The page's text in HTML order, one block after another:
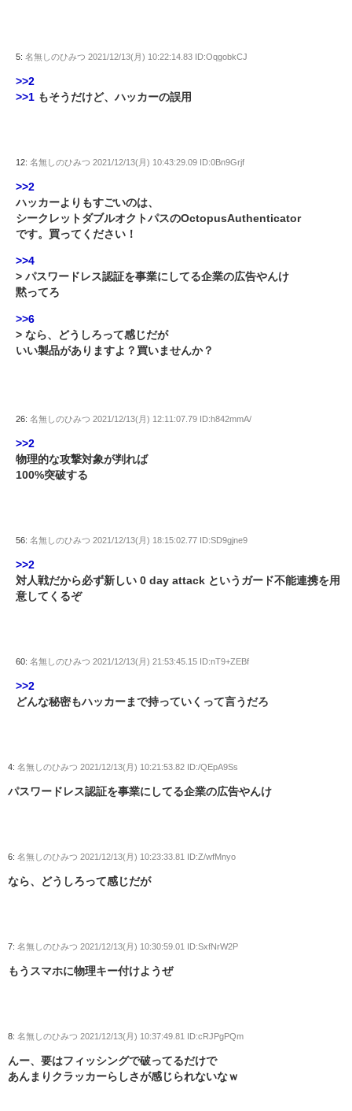
5: 名無しのひみつ 2021/12/13(月) 10:22:14.83 ID:OqgobkCJ
>>2
>>1 もそうだけど、ハッカーの誤用
12: 名無しのひみつ 2021/12/13(月) 10:43:29.09 ID:0Bn9Grjf
>>2
ハッカーよりもすごいのは、
シークレットダブルオクトパスのOctopusAuthenticator
です。買ってください！
>>4
> パスワードレス認証を事業にしてる企業の広告やんけ
黙ってろ
>>6
> なら、どうしろって感じだが
いい製品がありますよ？買いませんか？
26: 名無しのひみつ 2021/12/13(月) 12:11:07.79 ID:h842mmA/
>>2
物理的な攻撃対象が判れば
100%突破する
56: 名無しのひみつ 2021/12/13(月) 18:15:02.77 ID:SD9gjne9
>>2
対人戦だから必ず新しい 0 day attack というガード不能連携を用
意してくるぞ
60: 名無しのひみつ 2021/12/13(月) 21:53:45.15 ID:nT9+ZEBf
>>2
どんな秘密もハッカーまで持っていくって言うだろ
4: 名無しのひみつ 2021/12/13(月) 10:21:53.82 ID:/QEpA9Ss
パスワードレス認証を事業にしてる企業の広告やんけ
6: 名無しのひみつ 2021/12/13(月) 10:23:33.81 ID:Z/wfMnyo
なら、どうしろって感じだが
7: 名無しのひみつ 2021/12/13(月) 10:30:59.01 ID:SxfNrW2P
もうスマホに物理キー付けようぜ
8: 名無しのひみつ 2021/12/13(月) 10:37:49.81 ID:cRJPgPQm
んー、要はフィッシングで破ってるだけで
あんまりクラッカーらしさが感じられないなｗ